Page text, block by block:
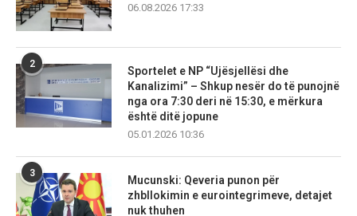
06.08.2026 17:33
2
Sportelet e NP “Ujësjellësi dhe
Kanalizimi” – Shkup nesër do të punojnë
nga ora 7:30 deri në 15:30, e mërkura
është ditë jopune
05.01.2026 10:36
3
Mucunski: Qeveria punon për
zhbllokimin e eurointegrimeve, detajet
nuk thuhen